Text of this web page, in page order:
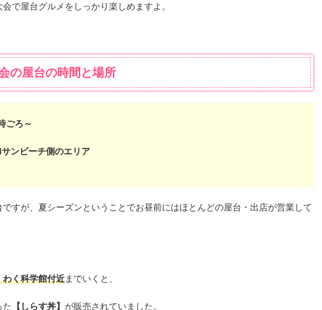
で屋台グルメをしっかり楽しめますよ。
の屋台の時間と場所
ごろ～
ンビーチ側のエリア
すが、夏シーズンということでお昼前にはほとんどの屋台・出店が営業して
わく科学館付近までいくと、
【しらす丼】 が販売されていました。